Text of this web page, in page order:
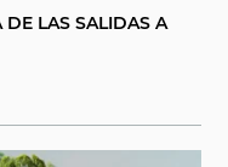
DE LAS SALIDAS A